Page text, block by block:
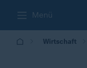
Menü
Wirtschaft